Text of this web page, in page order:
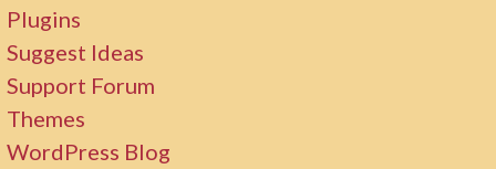
Plugins
Suggest Ideas
Support Forum
Themes
WordPress Blog